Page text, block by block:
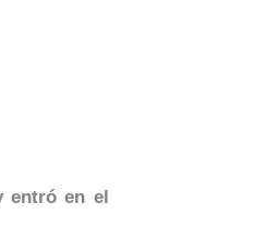
entró en el